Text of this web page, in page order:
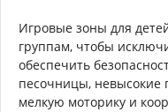
Игровые зоны для
группам, чтобы
обеспечить
песочницы, невысокие
мелкую моторику и